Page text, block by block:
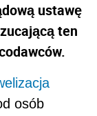
ustawę
ten
osób